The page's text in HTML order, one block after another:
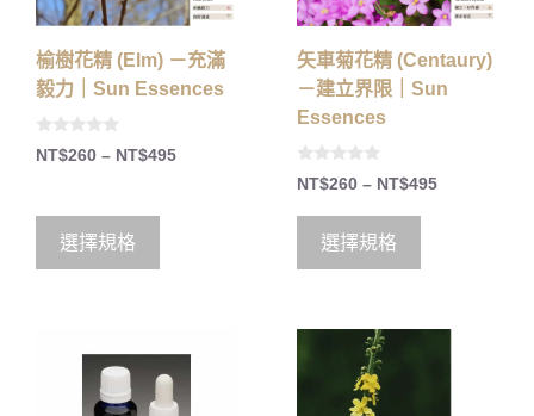
榆樹花精 (Elm) －充滿
毅力｜Sun Essences
0
oNT$260 – NT$495
選擇規格
矢車菊花精 (Centaury)
－建立界限｜Sun
Essences
0
o
5
NT$260 – NT$495
選擇規格